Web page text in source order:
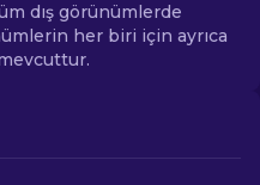
dış görünümlerde
her biri için ayrıca